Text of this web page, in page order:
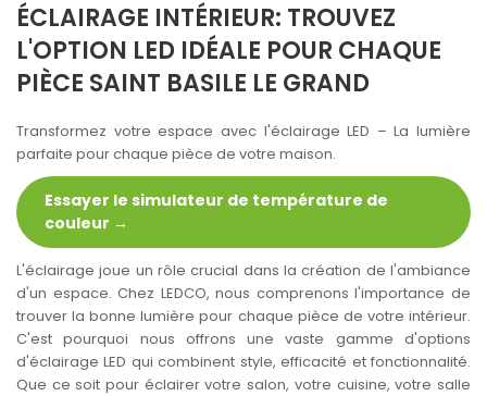
ÉCLAIRAGE INTÉRIEUR: TROUVEZ
L'OPTION LED IDÉALE POUR CHAQUE
PIÈCE SAINT BASILE LE GRAND
Transformez votre espace avec l'éclairage LED – La lumière
parfaite pour chaque pièce de votre maison.
Essayer le simulateur de température de
couleur →
L'éclairage joue un rôle crucial dans la création de l'ambiance
d'un espace. Chez LEDCO, nous comprenons l'importance de
trouver la bonne lumière pour chaque pièce de votre intérieur.
C'est pourquoi nous offrons une vaste gamme d'options
d'éclairage LED qui combinent style, efficacité et fonctionnalité.
Que ce soit pour éclairer votre salon, votre cuisine, votre salle